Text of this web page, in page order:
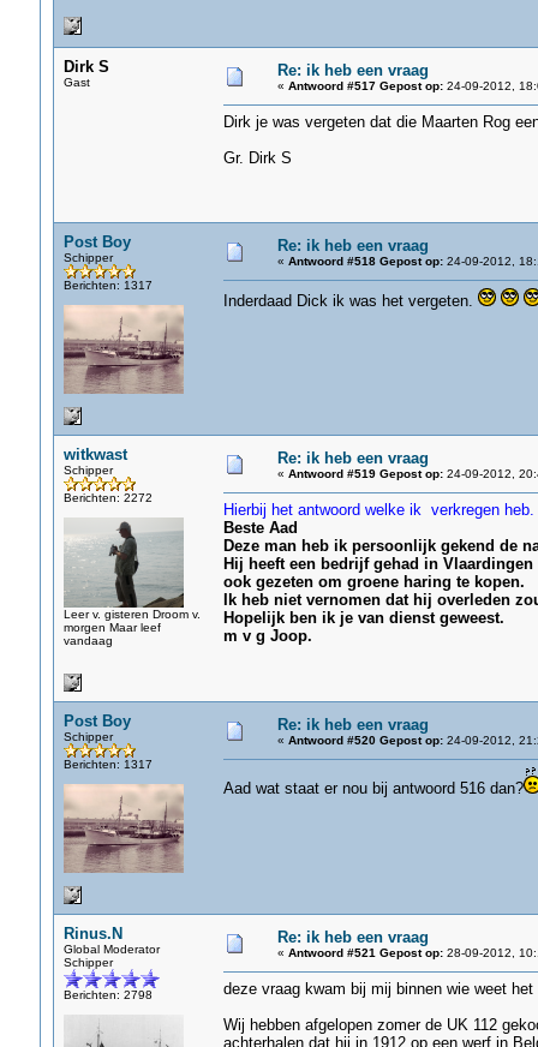
Dirk S
Gast
Re: ik heb een vraag
« Antwoord #517 Gepost op:24-09-2012,
Dirk je was vergeten dat die Maarten Rog
Gr. Dirk S
Post Boy
Schipper
Berichten: 1317
Re: ik heb een vraag
« Antwoord #518 Gepost op:24-09-2012,
Inderdaad Dick ik was het vergeten.
witkwast
Schipper
Berichten: 2272
Leer v. gisteren Droom v.
morgen Maar leef
vandaag
Re: ik heb een vraag
« Antwoord #519 Gepost op:24-09-2012,
Hierbij het antwoord welke ik verkregen heb.
Beste Aad
Deze man heb ik persoonlijk gekend de
Hij heeft een bedrijf gehad in
ook gezeten om groene haring te kopen.
Ik heb niet vernomen dat hij overleden
Hopelijk ben ik je van dienst geweest.
m v g Joop.
Post Boy
Schipper
Berichten: 1317
Re: ik heb een vraag
« Antwoord #520 Gepost op:24-09-2012,
Aad wat staat er nou bij antwoord 516 dan?
Rinus.N
Global Moderator
Schipper
Berichten: 2798
Re: ik heb een vraag
« Antwoord #521 Gepost op:28-09-2012,
deze vraag kwam bij mij binnen wie weet het
Wij hebben afgelopen zomer de UK 112
achterhalen dat hij in 1912 op een werf in